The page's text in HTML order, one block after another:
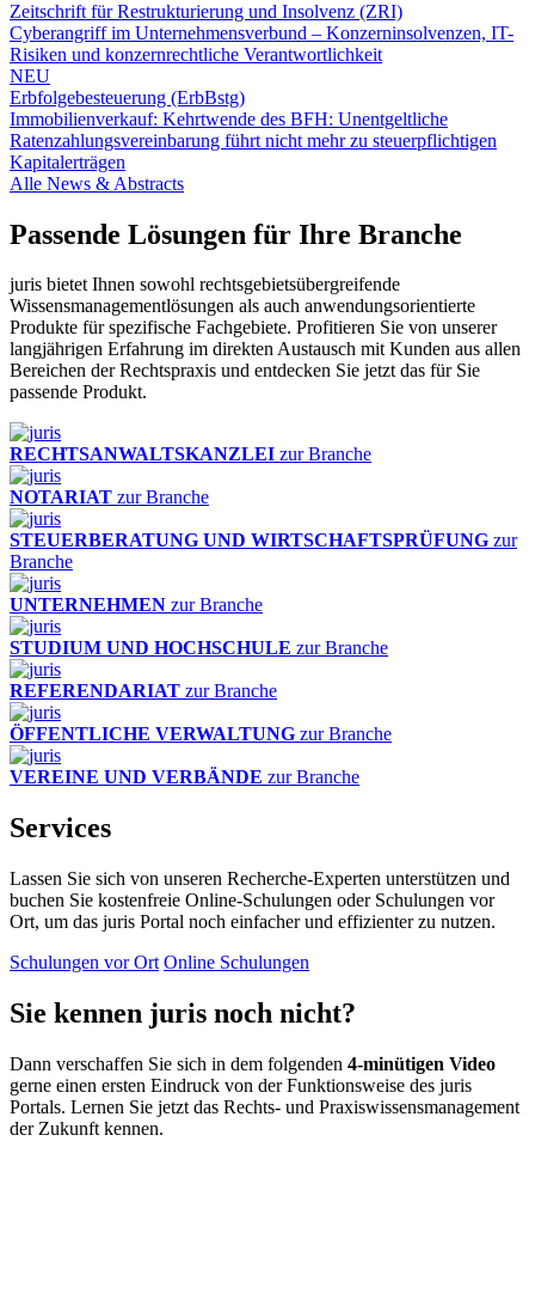
Zeitschrift für Restrukturierung und Insolvenz (ZRI)
Cyberangriff im Unternehmensverbund – Konzerninsolvenzen, IT-
Risiken und konzernrechtliche Verantwortlichkeit
NEU
Erbfolgebesteuerung (ErbBstg)
Immobilienverkauf: Kehrtwende des BFH: Unentgeltliche
Ratenzahlungsvereinbarung führt nicht mehr zu steuerpflichtigen
Kapitalerträgen
Alle News & Abstracts
Passende Lösungen für Ihre Branche
juris bietet Ihnen sowohl rechtsgebietsübergreifende
Wissensmanagementlösungen als auch anwendungsorientierte
Produkte für spezifische Fachgebiete. Profitieren Sie von unserer
langjährigen Erfahrung im direkten Austausch mit Kunden aus allen
Bereichen der Rechtspraxis und entdecken Sie jetzt das für Sie
passende Produkt.
RECHTSANWALTSKANZLEI zur Branche
NOTARIAT zur Branche
STEUERBERATUNG UND WIRTSCHAFTSPRÜFUNG zur
Branche
UNTERNEHMEN zur Branche
STUDIUM UND HOCHSCHULE zur Branche
REFERENDARIAT zur Branche
ÖFFENTLICHE VERWALTUNG zur Branche
VEREINE UND VERBÄNDE zur Branche
Services
Lassen Sie sich von unseren Recherche-Experten unterstützen und
buchen Sie kostenfreie Online-Schulungen oder Schulungen vor
Ort, um das juris Portal noch einfacher und effizienter zu nutzen.
Schulungen vor Ort Online Schulungen
Sie kennen juris noch nicht?
Dann verschaffen Sie sich in dem folgenden 4-minütigen Video
gerne einen ersten Eindruck von der Funktionsweise des juris
Portals. Lernen Sie jetzt das Rechts- und Praxiswissensmanagement
der Zukunft kennen.